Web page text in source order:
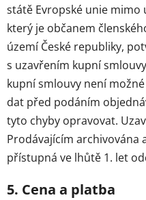
státě Evropské unie mimo
který je občanem
území České republiky,
s uzavřením kupní
kupní smlouvy není
dat před podáním
tyto chyby opravovat.
Prodávajícím archivována
přístupná ve lhůtě 1. let
5. Cena a platba